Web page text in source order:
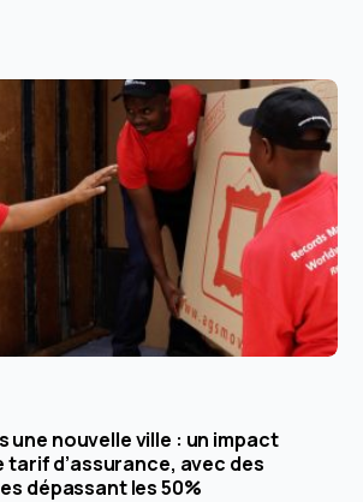
une nouvelle ville : un impact
d’assurance, avec des
dépassant les 50%